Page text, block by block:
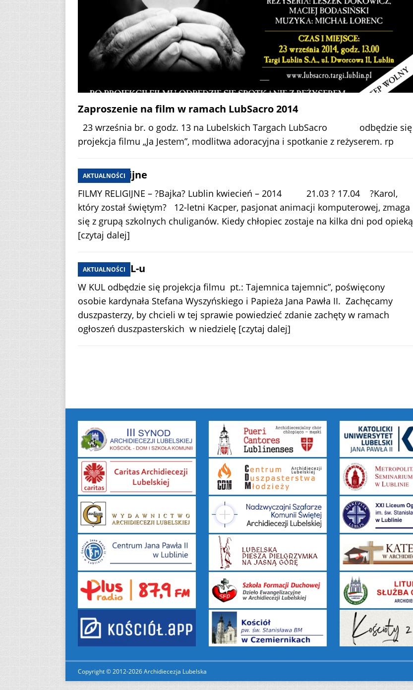
Zaproszenie na film w ramach LubSacro 2014
23 września br. o godz. 13 na Lubelskich Targach LubSacro odbędzie się
projekcja filmu „Ja Jestem”, modlitwa adoracyjna i spotkanie z reżyserem. rp
AKTUALNOŚCI
Filmy religijne
FILMY RELIGIJNE – ?Bajka? Lublin kwiecień – 2014 21.03 ? 17.04 ?Karol,
który został świętym? 12-letni Kacper, pasjonat animacji komputerowej, zmaga
się z grupą szkolnych chuliganów. Kiedy chłopiec zostaje na kilka dni pod opieką
[czytaj dalej]
AKTUALNOŚCI
Film na KUL-u
W KUL odbędzie się projekcja filmu pt.: Tajemnica tajemnic”, poświęcony
osobie kardynała Stefana Wyszyńskiego i Papieża Jana Pawła II. Zachęcamy
duszpasterzy, by chcieli w tej sprawie powiedzieć zdanie zachęty w ramach
ogłoszeń duszpasterskich w niedzielę [czytaj dalej]
Copyright © 2012-2026 Archidiecezja Lubelska